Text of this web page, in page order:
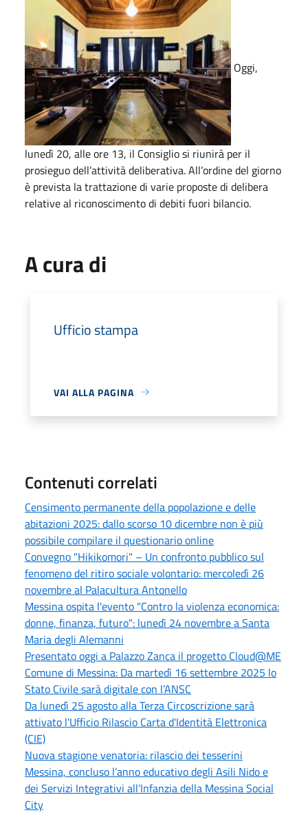
Oggi,
lunedì 20, alle ore 13, il Consiglio si riunirà per il
prosieguo dell’attività deliberativa. All’ordine del giorno
è prevista la trattazione di varie proposte di delibera
relative al riconoscimento di debiti fuori bilancio.
A cura di
Ufficio stampa
VAI ALLA PAGINA
Contenuti correlati
Censimento permanente della popolazione e delle
abitazioni 2025: dallo scorso 10 dicembre non è più
possibile compilare il questionario online
Convegno "Hikikomori" – Un confronto pubblico sul
fenomeno del ritiro sociale volontario: mercoledì 26
novembre al Palacultura Antonello
Messina ospita l'evento "Contro la violenza economica:
donne, finanza, futuro": lunedì 24 novembre a Santa
Maria degli Alemanni
Presentato oggi a Palazzo Zanca il progetto Cloud@ME
Comune di Messina: Da martedì 16 settembre 2025 lo
Stato Civile sarà digitale con l’ANSC
Da lunedì 25 agosto alla Terza Circoscrizione sarà
attivato l'Ufficio Rilascio Carta d'Identità Elettronica
(CIE)
Nuova stagione venatoria: rilascio dei tesserini
Messina, concluso l’anno educativo degli Asili Nido e
dei Servizi Integrativi all’Infanzia della Messina Social
City